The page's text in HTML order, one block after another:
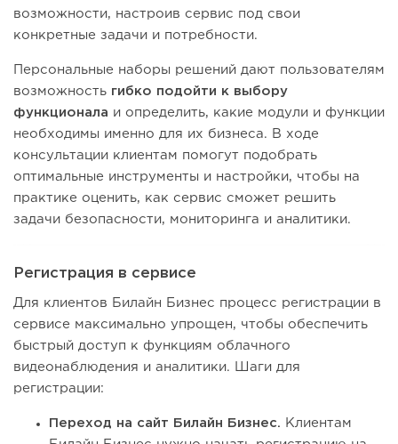
возможности, настроив сервис под свои
конкретные задачи и потребности.
Персональные наборы решений дают пользователям
возможность гибко подойти к выбору
функционала и определить, какие модули и функции
необходимы именно для их бизнеса. В ходе
консультации клиентам помогут подобрать
оптимальные инструменты и настройки, чтобы на
практике оценить, как сервис сможет решить
задачи безопасности, мониторинга и аналитики.
Регистрация в сервисе
Для клиентов Билайн Бизнес процесс регистрации в
сервисе максимально упрощен, чтобы обеспечить
быстрый доступ к функциям облачного
видеонаблюдения и аналитики. Шаги для
регистрации:
Переход на сайт Билайн Бизнес. Клиентам